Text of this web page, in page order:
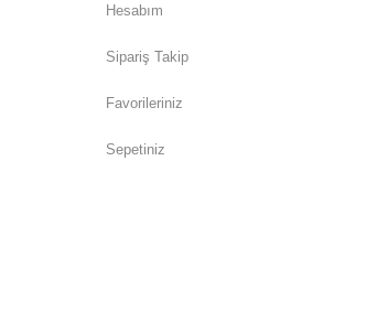
Hesabım
Sipariş Takip
Favorileriniz
Sepetiniz